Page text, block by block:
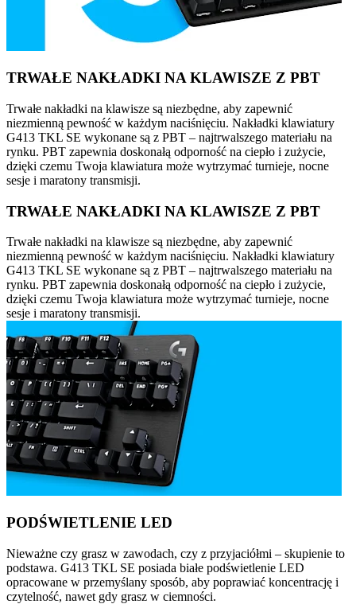
TRWAŁE NAKŁADKI NA KLAWISZE Z PBT
Trwałe nakładki na klawisze są niezbędne, aby zapewnić
niezmienną pewność w każdym naciśnięciu. Nakładki klawiatury
G413 TKL SE wykonane są z PBT – najtrwalszego materiału na
rynku. PBT zapewnia doskonałą odporność na ciepło i zużycie,
dzięki czemu Twoja klawiatura może wytrzymać turnieje, nocne
sesje i maratony transmisji.
TRWAŁE NAKŁADKI NA KLAWISZE Z PBT
Trwałe nakładki na klawisze są niezbędne, aby zapewnić
niezmienną pewność w każdym naciśnięciu. Nakładki klawiatury
G413 TKL SE wykonane są z PBT – najtrwalszego materiału na
rynku. PBT zapewnia doskonałą odporność na ciepło i zużycie,
dzięki czemu Twoja klawiatura może wytrzymać turnieje, nocne
sesje i maratony transmisji.
PODŚWIETLENIE LED
Nieważne czy grasz w zawodach, czy z przyjaciółmi – skupienie to
podstawa. G413 TKL SE posiada białe podświetlenie LED
opracowane w przemyślany sposób, aby poprawiać koncentrację i
czytelność, nawet gdy grasz w ciemności.